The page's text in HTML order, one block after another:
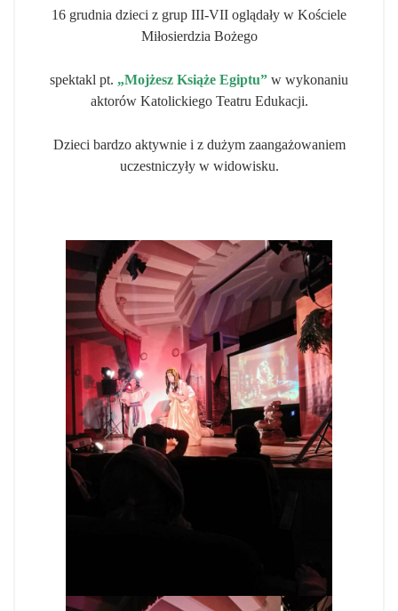
16 grudnia dzieci z grup III-VII oglądały w Kościele
Miłosierdzia Bożego
spektakl pt. „Mojżesz Książe Egiptu” w wykonaniu
aktorów Katolickiego Teatru Edukacji.
Dzieci bardzo aktywnie i z dużym zaangażowaniem
uczestniczyły w widowisku.